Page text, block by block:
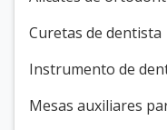
Curetas de dentista
Instrumento de
Mesas auxiliares